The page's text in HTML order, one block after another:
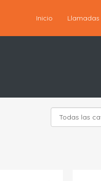
Inicio Llamadas